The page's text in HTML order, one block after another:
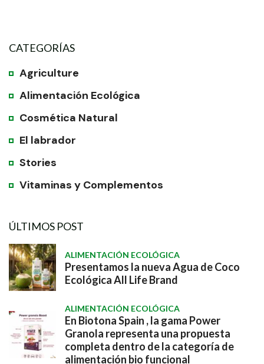
CATEGORÍAS
Agriculture
Alimentación Ecológica
Cosmética Natural
El labrador
Stories
Vitaminas y Complementos
ÚLTIMOS POST
ALIMENTACIÓN ECOLÓGICA
Presentamos la nueva Agua de Coco
Ecológica All Life Brand
ALIMENTACIÓN ECOLÓGICA
En Biotona Spain , la gama Power
Granola representa una propuesta
completa dentro de la categoría de
alimentación bio funcional